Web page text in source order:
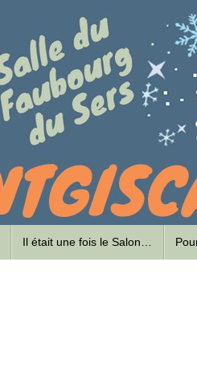
Il était une fois le Salon…